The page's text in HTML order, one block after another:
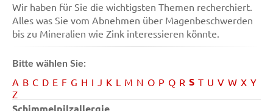
Wir haben für Sie die wichtigsten Themen recherchiert.
Alles was Sie vom Abnehmen über Magenbeschwerden
bis zu Mineralien wie Zink interessieren könnte.
Bitte wählen Sie:
A B C D E F G H I J K L M N O P Q R S T U V W X Y
Z
Schimmelpilzallergie